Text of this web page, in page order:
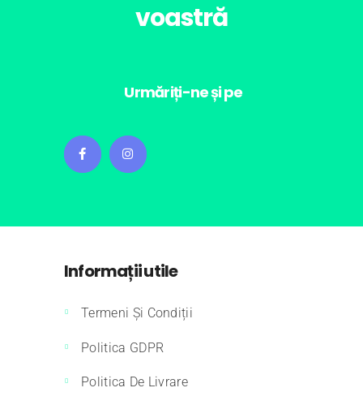
voastră
Urmăriți-ne și pe
Informații utile
Termeni Și Condiții
Politica GDPR
Politica De Livrare